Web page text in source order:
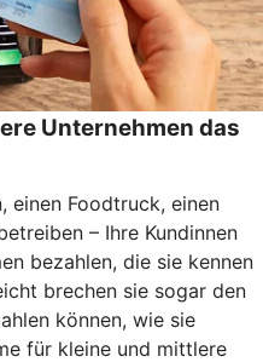
Unternehmen das
einen Foodtruck, einen
– Ihre Kundinnen
bezahlen, die sie kennen
brechen sie sogar den
können, wie sie
für kleine und mittlere